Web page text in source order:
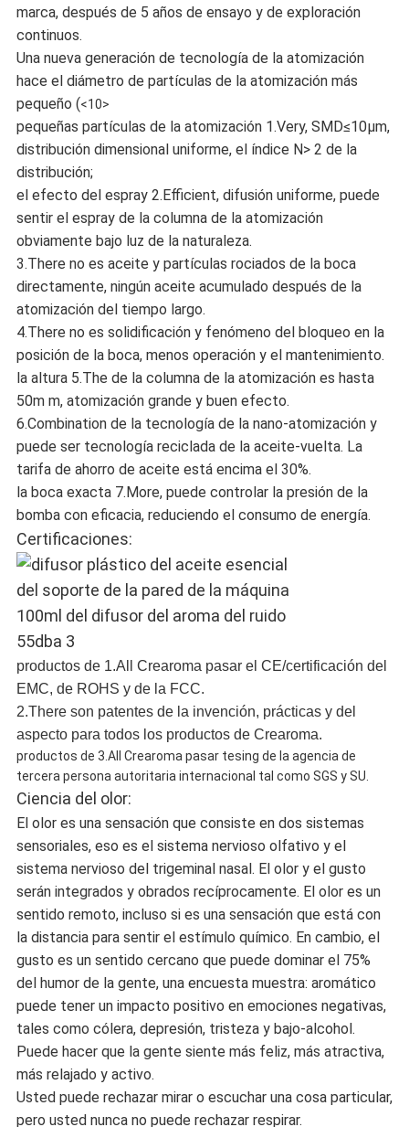
marca, después de 5 años de ensayo y de exploración
continuos.
Una nueva generación de tecnología de la atomización
hace el diámetro de partículas de la atomización más
pequeño (<10>
pequeñas partículas de la atomización 1.Very, SMD≤10μm,
distribución dimensional uniforme, el índice N> 2 de la
distribución;
el efecto del espray 2.Efficient, difusión uniforme, puede
sentir el espray de la columna de la atomización
obviamente bajo luz de la naturaleza.
3.There no es aceite y partículas rociados de la boca
directamente, ningún aceite acumulado después de la
atomización del tiempo largo.
4.There no es solidificación y fenómeno del bloqueo en la
posición de la boca, menos operación y el mantenimiento.
la altura 5.The de la columna de la atomización es hasta
50m m, atomización grande y buen efecto.
6.Combination de la tecnología de la nano-atomización y
puede ser tecnología reciclada de la aceite-vuelta. La
tarifa de ahorro de aceite está encima el 30%.
la boca exacta 7.More, puede controlar la presión de la
bomba con eficacia, reduciendo el consumo de energía.
Certificaciones:
productos de 1.All Crearoma pasar el CE/certificación del
EMC, de ROHS y de la FCC.
2.There son patentes de la invención, prácticas y del
aspecto para todos los productos de Crearoma.
productos de 3.All Crearoma pasar tesing de la agencia de
tercera persona autoritaria internacional tal como SGS y SU.
Ciencia del olor:
El olor es una sensación que consiste en dos sistemas
sensoriales, eso es el sistema nervioso olfativo y el
sistema nervioso del trigeminal nasal. El olor y el gusto
serán integrados y obrados recíprocamente. El olor es un
sentido remoto, incluso si es una sensación que está con
la distancia para sentir el estímulo químico. En cambio, el
gusto es un sentido cercano que puede dominar el 75%
del humor de la gente, una encuesta muestra: aromático
puede tener un impacto positivo en emociones negativas,
tales como cólera, depresión, tristeza y bajo-alcohol.
Puede hacer que la gente siente más feliz, más atractiva,
más relajado y activo.
Usted puede rechazar mirar o escuchar una cosa particular,
pero usted nunca no puede rechazar respirar.